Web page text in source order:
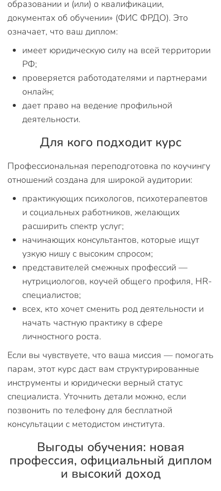
образовании и (или) о квалификации,
документах об обучении» (ФИС ФРДО). Это
означает, что ваш диплом:
имеет юридическую силу на всей территории
РФ;
проверяется работодателями и партнерами
онлайн;
дает право на ведение профильной
деятельности.
Для кого подходит курс
Профессиональная переподготовка по коучингу
отношений создана для широкой аудитории:
практикующих психологов, психотерапевтов
и социальных работников, желающих
расширить спектр услуг;
начинающих консультантов, которые ищут
узкую нишу с высоким спросом;
представителей смежных профессий —
нутрициологов, коучей общего профиля, HR-
специалистов;
всех, кто хочет сменить род деятельности и
начать частную практику в сфере
личностного роста.
Если вы чувствуете, что ваша миссия — помогать
парам, этот курс даст вам структурированные
инструменты и юридически верный статус
специалиста. Уточнить детали можно, если
позвонить по телефону для бесплатной
консультации с методистом института.
Выгоды обучения: новая
профессия, официальный диплом
и высокий доход